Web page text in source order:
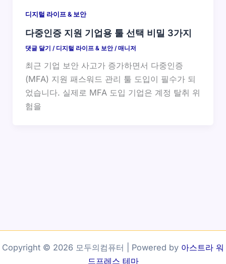
디지털 라이프 & 보안
다중인증 지원 기업용 툴 선택 비밀 3가지
댓글 달기 / 디지털 라이프 & 보안/매니저
최근 기업 보안 사고가 증가하면서 다중인증
(MFA) 지원 패스워드 관리 툴 도입이 필수가 되
었습니다. 실제로 MFA 도입 기업은 계정 탈취 위
험을
Copyright © 2026 모두의컴퓨터 | Powered by 아스트라 워
드프레스 테마